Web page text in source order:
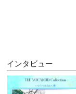
インタビュー